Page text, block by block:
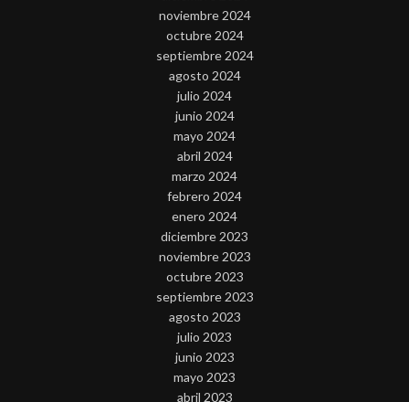
noviembre 2024
octubre 2024
septiembre 2024
agosto 2024
julio 2024
junio 2024
mayo 2024
abril 2024
marzo 2024
febrero 2024
enero 2024
diciembre 2023
noviembre 2023
octubre 2023
septiembre 2023
agosto 2023
julio 2023
junio 2023
mayo 2023
abril 2023